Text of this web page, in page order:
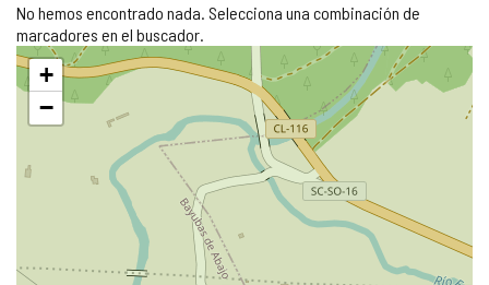
No hemos encontrado nada. Selecciona una combinación de
marcadores en el buscador.
Saltar
mapa
+
−